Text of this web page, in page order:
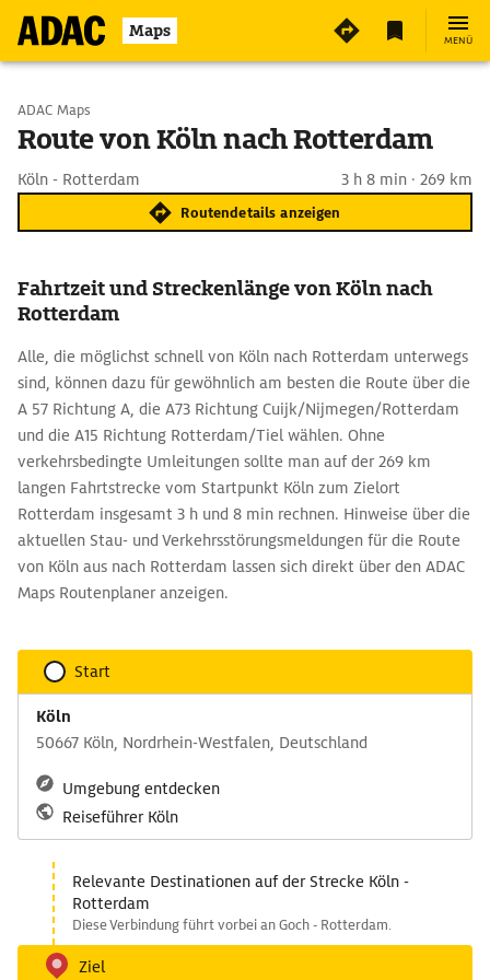
Maps MENÜ
Start wählen
ADAC Maps
Route von Köln nach Rotterdam
Köln - Rotterdam 3 h 8 min · 269 km
Routendetails anzeigen
Fahrtzeit und Streckenlänge von Köln nach
Rotterdam
Alle, die möglichst schnell von Köln nach Rotterdam unterwegs
sind, können dazu für gewöhnlich am besten die Route über die
A 57 Richtung A, die A73 Richtung Cuijk/Nijmegen/Rotterdam
und die A15 Richtung Rotterdam/Tiel wählen. Ohne
verkehrsbedingte Umleitungen sollte man auf der 269 km
langen Fahrtstrecke vom Startpunkt Köln zum Zielort
Rotterdam insgesamt 3 h und 8 min rechnen. Hinweise über die
aktuellen Stau- und Verkehrsstörungsmeldungen für die Route
von Köln aus nach Rotterdam lassen sich direkt über den ADAC
Maps Routenplaner anzeigen.
Start
Köln
50667 Köln, Nordrhein-Westfalen, Deutschland
Umgebung entdecken
Reiseführer Köln
Relevante Destinationen auf der Strecke Köln -
Rotterdam
Diese Verbindung führt vorbei an Goch - Rotterdam.
Ziel